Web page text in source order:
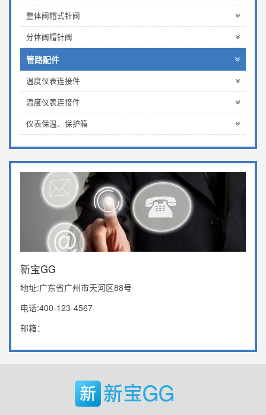
整体阀帽式针阀
分体阀帽针阀
管路配件
温度仪表连接件
温度仪表连接件
仪表保温、保护箱
新宝GG
地址:广东省广州市天河区88号
电话:400-123-4567
邮箱：